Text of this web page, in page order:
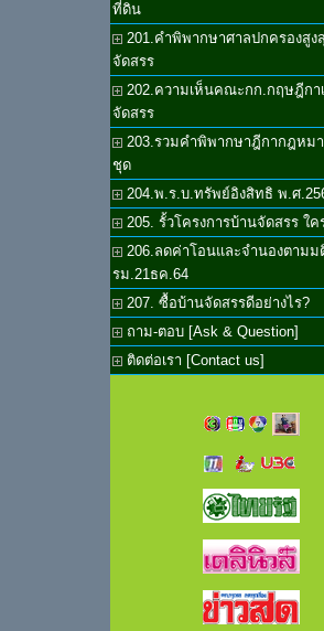
ที่ดิน
201.คำพิพากษาศาลปกครองสูง
จัดสรร
202.ความเห็นคณะกก.กฤษฎีกา
จัดสรร
203.รวมคำพิพากษาฎีกากฎหม
ชุด
204.พ.ร.บ.ทรัพย์อิงสิทธิ พ.ศ
205. รั้วโครงการบ้านจัดสรร ใ
206.ลดค่าโอนและจำนองตามม
รม.21ธค.64
207. ซื้อบ้านจัดสรรดีอย่างไร?
ถาม-ตอบ [Ask & Question]
ติดต่อเรา [Contact us]